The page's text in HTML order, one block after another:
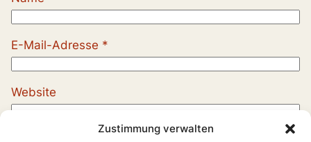
Zustimmung verwalten
E-Mail-Adresse *
Website